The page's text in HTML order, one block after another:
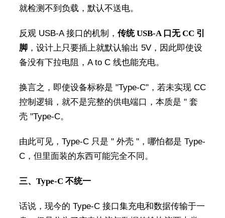
就检测不到负载，默认不送电。
反观 USB-A 接口的机制， 传统 USB-A 口无 CC 引
脚，设计上只要插上就默认输出 5V，因此即使设
备没有下拉电阻，A to C 线也能充电。
换言之，即使设备标称是 "Type-C"，若未实现 CC
控制逻辑，就不是完整的供电端口，本质是 " 套
壳 "Type-C。
由此可见，Type-C 只是 " 外壳 "，哪怕都是 Type-
C，但里面装的东西可能完全不同。
三、Type-C 不统一
话说，现今的 Type-C 接口集充电和数据传输于一